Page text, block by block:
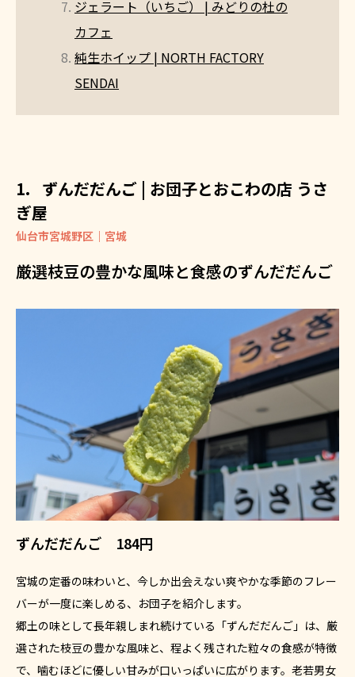
ジェラート（いちご） | みどりの杜の
カフェ
純生ホイップ | NORTH FACTORY
SENDAI
ずんだだんご | お団子とおこわの店 うさ
ぎ屋
仙台市宮城野区｜宮城
厳選枝豆の豊かな風味と食感のずんだだんご
ずんだだんご 184円
宮城の定番の味わいと、今しか出会えない爽やかな季節のフレー
バーが一度に楽しめる、お団子を紹介します。
郷土の味として長年親しまれ続けている「ずんだだんご」は、厳
選された枝豆の豊かな風味と、程よく残された粒々の食感が特徴
で、噛むほどに優しい甘みが口いっぱいに広がります。老若男女